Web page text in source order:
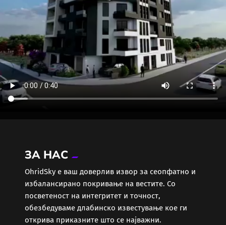
ЗА НАС
ОhridSky е ваш доверлив извор за сеопфатно и
избалансирано покривање на вестите. Со
посветеност на интегритет и точност,
обезбедуваме длабинско известување кое ги
открива приказните што се најважни.